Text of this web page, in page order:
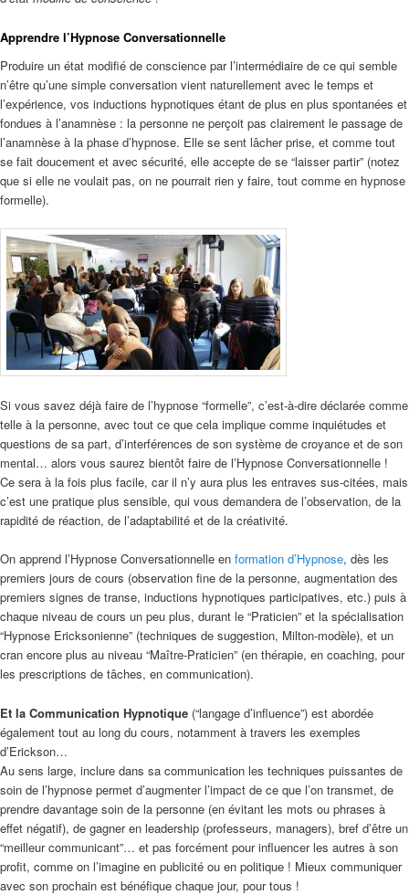
Apprendre l’Hypnose Conversationnelle
Produire un état modifié de conscience par l’intermédiaire de ce qui semble
n’être qu’une simple conversation vient naturellement avec le temps et
l’expérience, vos inductions hypnotiques étant de plus en plus spontanées et
fondues à l’anamnèse : la personne ne perçoit pas clairement le passage de
l’anamnèse à la phase d’hypnose. Elle se sent lâcher prise, et comme tout
se fait doucement et avec sécurité, elle accepte de se “laisser partir” (notez
que si elle ne voulait pas, on ne pourrait rien y faire, tout comme en hypnose
formelle).
Si vous savez déjà faire de l’hypnose “formelle”, c’est-à-dire déclarée comme
telle à la personne, avec tout ce que cela implique comme inquiétudes et
questions de sa part, d’interférences de son système de croyance et de son
mental… alors vous saurez bientôt faire de l’Hypnose Conversationnelle !
Ce sera à la fois plus facile, car il n’y aura plus les entraves sus-citées, mais
c’est une pratique plus sensible, qui vous demandera de l’observation, de la
rapidité de réaction, de l’adaptabilité et de la créativité.
On apprend l’Hypnose Conversationnelle en formation d’Hypnose, dès les
premiers jours de cours (observation fine de la personne, augmentation des
premiers signes de transe, inductions hypnotiques participatives, etc.) puis à
chaque niveau de cours un peu plus, durant le “Praticien” et la spécialisation
“Hypnose Ericksonienne” (techniques de suggestion, Milton-modèle), et un
cran encore plus au niveau “Maître-Praticien” (en thérapie, en coaching, pour
les prescriptions de tâches, en communication).
Et la Communication Hypnotique (“langage d’influence”) est abordée
également tout au long du cours, notamment à travers les exemples
d’Erickson…
Au sens large, inclure dans sa communication les techniques puissantes de
soin de l’hypnose permet d’augmenter l’impact de ce que l’on transmet, de
prendre davantage soin de la personne (en évitant les mots ou phrases à
effet négatif), de gagner en leadership (professeurs, managers), bref d’être un
“meilleur communicant”… et pas forcément pour influencer les autres à son
profit, comme on l’imagine en publicité ou en politique ! Mieux communiquer
avec son prochain est bénéfique chaque jour, pour tous !